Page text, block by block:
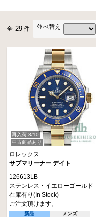
「126618LN」とブルー文字盤
キリとしたデザインのサブマリ
インナップされています。
アイコニックな外見は、キズや
ゼルに、しなやかにフィットす
高められています。300mの防
間ものパワーリザーブ性能を実
を搭載。パラクロム・ヘアス
バの採用で耐磁性と耐衝撃性が
ます。
信頼性・堅牢性・機能性に優れ
ブマリーナー』は、カジュアル
わず活躍するスポーツモデルと
全 29 件 並べ替え
再入荷 8/10
中古商品あり
ロレックス
サブマリーナー デイト
126613LB
ステンレス・イエローゴールド
在庫有り(In Stock)
ご注文頂けます。
新品 メンズ